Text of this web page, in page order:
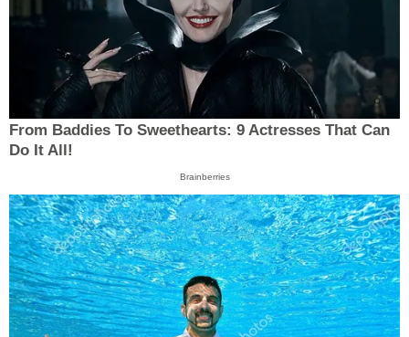
From Baddies To Sweethearts: 9 Actresses That Can
Do It All!
Brainberries